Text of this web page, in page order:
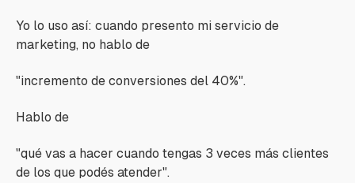
Yo lo uso así: cuando presento mi servicio de
marketing, no hablo de
"incremento de conversiones del 40%".
Hablo de
"qué vas a hacer cuando tengas 3 veces más clientes
de los que podés atender".